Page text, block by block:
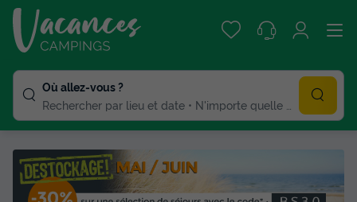
Où allez-vous ?
Rechercher par lieu et date
N'importe quelle duree